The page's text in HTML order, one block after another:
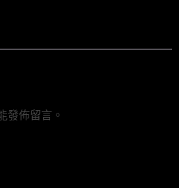
發佈留言。